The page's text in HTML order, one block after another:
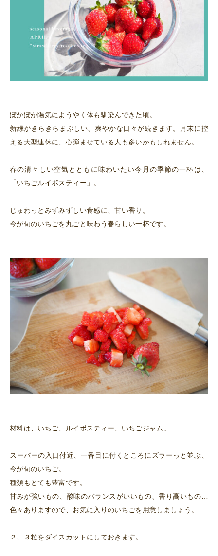
ぽかぽか陽気にようやく体も馴染んできた頃。
新緑がきらきらまぶしい、爽やかな日々が続きます。月末に控
える大型連休に、心弾ませている人も多いかもしれません。
春の清々しい空気とともに味わいたい今月の季節の一杯は、
「いちごルイボスティー」。
じゅわっとみずみずしい食感に、甘い香り。
今が旬のいちごを丸ごと味わう春らしい一杯です。
材料は、いちご、ルイボスティー、いちごジャム。
スーパーの入口付近、一番目に付くところにズラーっと並ぶ、
今が旬のいちご。
種類もとても豊富です。
甘みが強いもの、酸味のバランスがいいもの、香り高いもの…
色々ありますので、お気に入りのいちごを用意しましょう。
２、３粒をダイスカットにしておきます。